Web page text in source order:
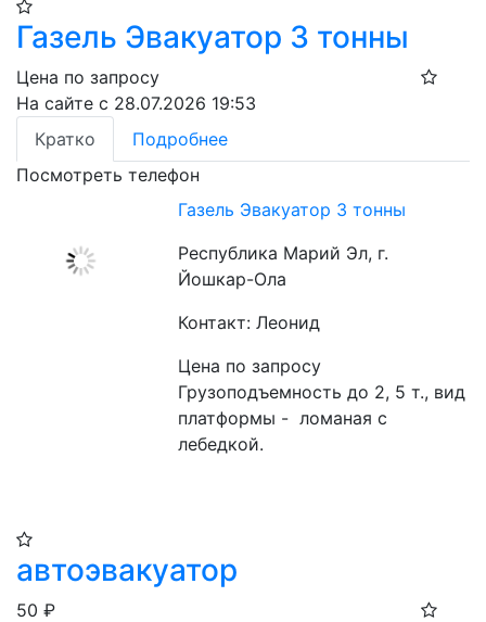
Газель Эвакуатор 3 тонны
Цена по запросу
На сайте с 28.07.2026 19:53
Кратко
Подробнее
Посмотреть телефон
Газель Эвакуатор 3 тонны
Республика Марий Эл, г.
Йошкар-Ола
Контакт: Леонид
Цена по запросу
Грузоподъемность до 2, 5 т., вид
платформы -  ломаная с
лебедкой.
автоэвакуатор
50 ₽